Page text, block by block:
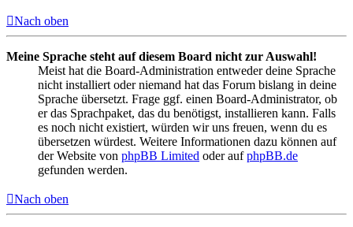
Nach oben
Meine Sprache steht auf diesem Board nicht zur Auswahl!
Meist hat die Board-Administration entweder deine Sprache
nicht installiert oder niemand hat das Forum bislang in deine
Sprache übersetzt. Frage ggf. einen Board-Administrator, ob
er das Sprachpaket, das du benötigst, installieren kann. Falls
es noch nicht existiert, würden wir uns freuen, wenn du es
übersetzen würdest. Weitere Informationen dazu können auf
der Website von phpBB Limited oder aufphpBB.de
gefunden werden.
Nach oben